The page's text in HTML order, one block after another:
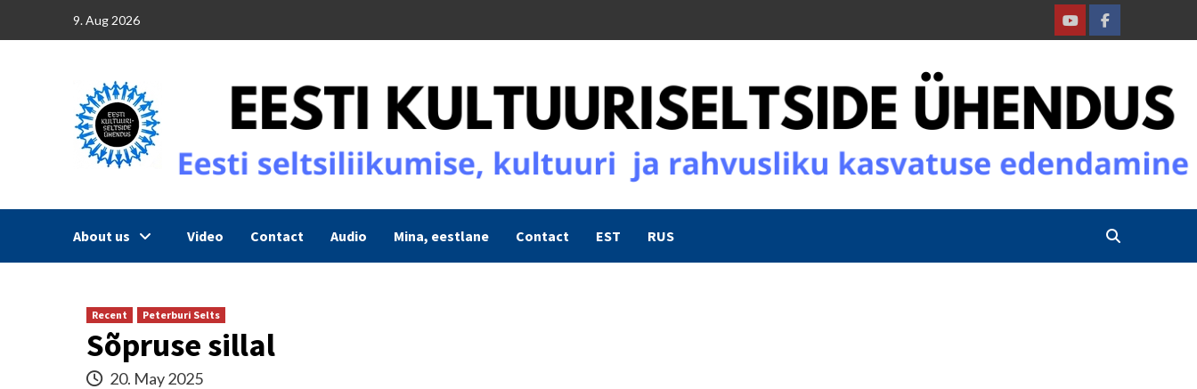
9. Aug 2026
YoutubeFacebook
About us Video Contact Audio Mina, eestlane Contact EST RUS
Recent Peterburi Selts
Sõpruse sillal
20. May 2025